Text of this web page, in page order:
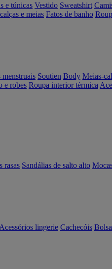
e túnicas Vestido Sweatshirt
e meias Fatos de banho
menstruais Soutien Body Meias-
e robes Roupa interior térmica
rasas Sandálias de salto alto
Acessórios lingerie Cachecóis